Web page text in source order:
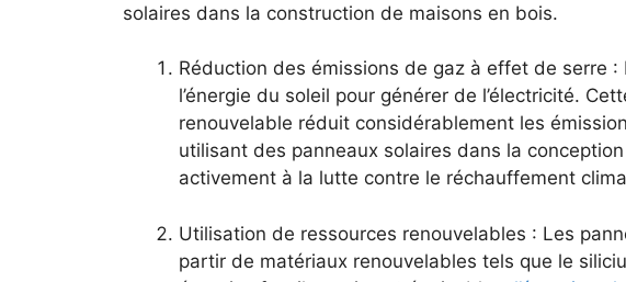
solaires dans la ⁢construction de maisons en ⁢bois.
Réduction des émissions de​ gaz à‌ effet​ de serre
l’énergie du⁣ soleil pour générer de ‍l’électricité.
renouvelable‌ réduit‍ considérablement les
utilisant des ⁣panneaux solaires dans⁣ la
activement à⁤ la ‍lutte contre le ⁢réchauffement
Utilisation de ressources renouvelables :⁢ Les
partir de matériaux renouvelables⁤ tels ​que ⁤le